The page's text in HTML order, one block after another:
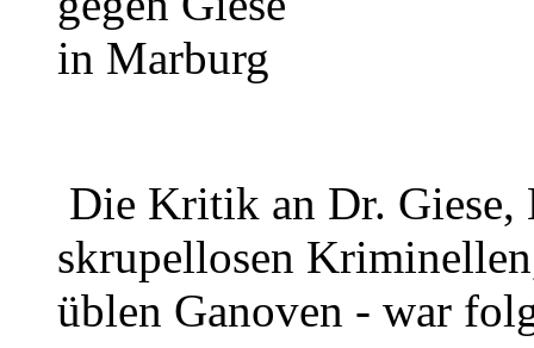
Die Kritik an Dr. Giese,
skrupellosen
üblen Ganoven - war